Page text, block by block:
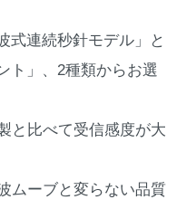
式連続秒針モデル」と
ト」、2種類からお選
と比べて受信感度が大
ムーブと変らない品質